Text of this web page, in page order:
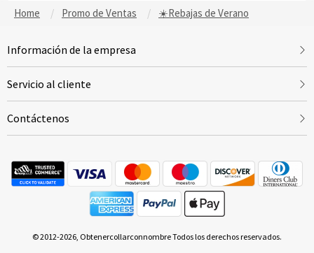
Home Promo de Ventas ☀️Rebajas de Verano
Información de la empresa
Servicio al cliente
Contáctenos
© 2012-2026, Obtenercollarconnombre Todos los derechos reservados.